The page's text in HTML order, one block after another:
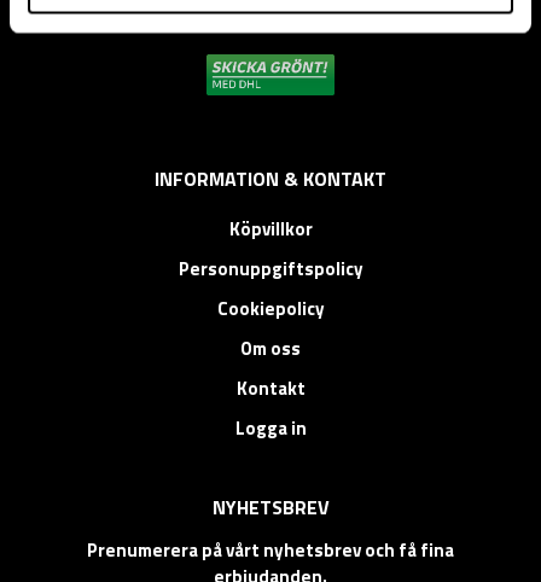
INFORMATION & KONTAKT
Köpvillkor
Personuppgiftspolicy
Cookiepolicy
Om oss
Kontakt
Logga in
NYHETSBREV
Prenumerera på vårt nyhetsbrev och få fina